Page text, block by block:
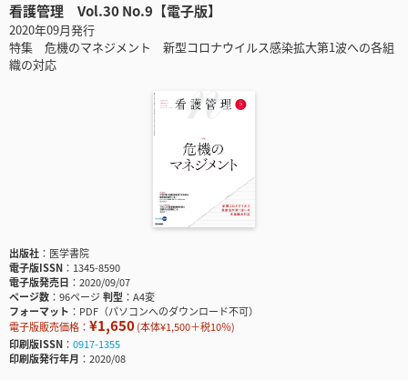
看護管理 Vol.30 No.9【電子版】
2020年09月発行
特集 危機のマネジメント 新型コロナウイルス感染拡大第1波への各組
織の対応
出版社
医学書院
電子版ISSN
1345-8590
電子版発売日
2020/09/07
ページ数
96ページ判型
A4変
フォーマット
PDF（パソコンへのダウンロード不可）
電子版販売価格： ¥1,650(本体¥1,500＋税10％)
印刷版ISSN
0917-1355
印刷版発行年月
2020/08